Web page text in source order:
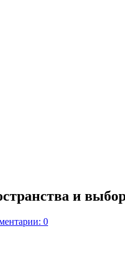
и
0